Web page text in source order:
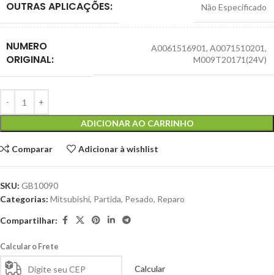
OUTRAS APLICAÇÕES: Não Especificado
NUMERO
ORIGINAL:
A0061516901, A0071510201,
M009T20171(24V)
ADICIONAR AO CARRINHO
Comparar Adicionar à wishlist
SKU: GB10090
Categorias: Mitsubishi, Partida, Pesado, Reparo
Compartilhar:
Calcular o Frete
Calcular